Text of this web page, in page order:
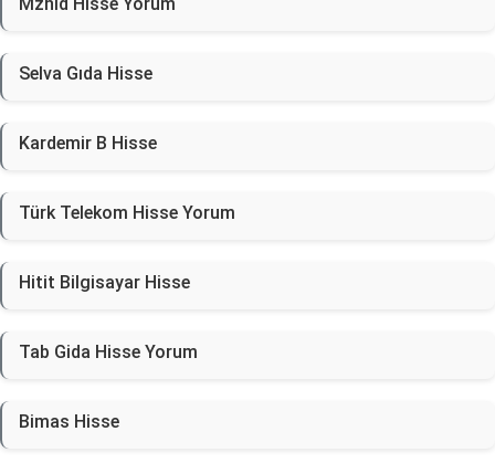
Selva Gıda Hisse
Kardemir B Hisse
Türk Telekom Hisse Yorum
Hitit Bilgisayar Hisse
Tab Gida Hisse Yorum
Bimas Hisse